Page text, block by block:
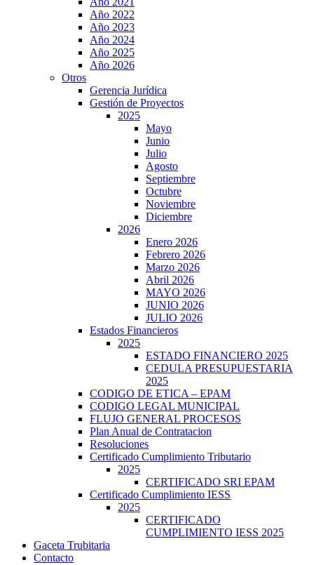
Año 2022
Año 2023
Año 2024
Año 2025
Año 2026
Otros
Gerencia Jurídica
Gestión de Proyectos
2025
Mayo
Junio
Julio
Agosto
Septiembre
Octubre
Noviembre
Diciembre
2026
Enero 2026
Febrero 2026
Marzo 2026
Abril 2026
MAYO 2026
JUNIO 2026
JULIO 2026
Estados Financieros
2025
ESTADO FINANCIERO 2025
CEDULA PRESUPUESTARIA
2025
CODIGO DE ETICA – EPAM
CODIGO LEGAL MUNICIPAL
FLUJO GENERAL PROCESOS
Plan Anual de Contratacion
Resoluciones
Certificado Cumplimiento Tributario
2025
CERTIFICADO SRI EPAM
Certificado Cumplimiento IESS
2025
CERTIFICADO
CUMPLIMIENTO IESS 2025
Gaceta Trubitaria
Contacto